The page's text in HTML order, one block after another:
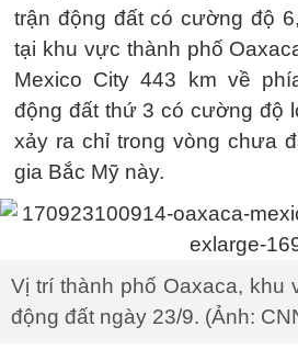
trận động đất có cường độ
tại khu vực thành phố
Mexico City 443 km về
động đất thứ 3 có cường độ
xảy ra chỉ trong vòng chưa
gia Bắc Mỹ này.
Vị trí thành phố Oaxaca, khu
động đất ngày 23/9. (Ảnh: